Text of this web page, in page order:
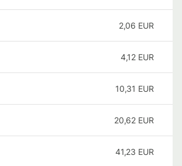
2,06 EUR
4,12 EUR
10,31 EUR
20,62 EUR
41,23 EUR